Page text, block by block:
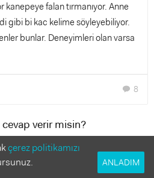
kanepeye falan tırmanıyor. Anne
gibi bi kac kelime söyleyebiliyor.
bunlar. Deneyimleri olan varsa
chat 8
verir misin?
faydalanmak istiyor!
çerez politikamızı
ANLADIM